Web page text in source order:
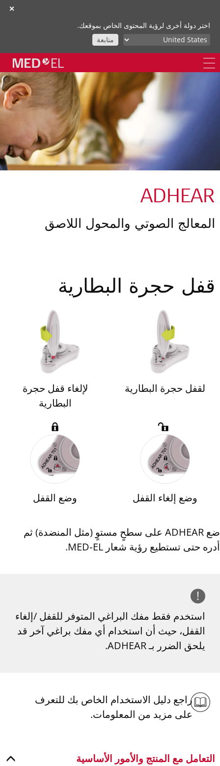
✕
اختر دولة أخرى لرؤية المحتوى الخاص بموقعك.
متابعة
ADHEAR
المعالج الصوتي والمحول اللاصق
قفل حجرة البطارية
لقفل حجرة البطارية
لإلغاء قفل حجرة
البطارية
وضع إلغاء القفل وضع القفل
ضع ADHEAR على سطحٍ مستوٍ (مثل المنضدة) ثم
أدره حتى تستطيع رؤية شعار MED‑EL.
!
استخدم فقط مفك البراغي المتوفر للقفل /إلغاء
القفل، حيث أن استخدام أي مفك براغي آخر قد
يلحق الضرر بـ ADHEAR.
راجع دليل الاستخدام الخاص بك للتعرف
على مزيد من المعلومات.
التعامل مع المنتج والأمور الأساسية